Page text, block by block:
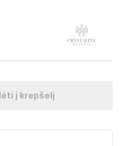
į krepšelį